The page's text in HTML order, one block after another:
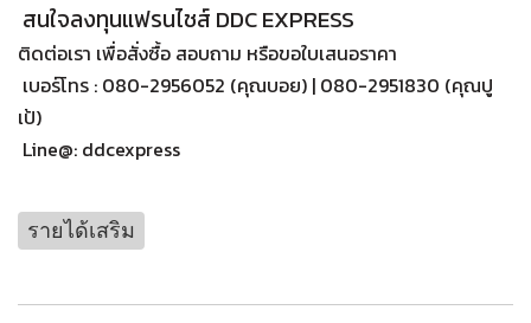
สนใจลงทุนแฟรนไชส์ DDC EXPRESS
ติดต่อเรา เพื่อสั่งซื้อ สอบถาม หรือขอใบเสนอราคา
เบอร์โทร : 080-2956052 (คุณบอย) | 080-2951830 (คุณปู
เป้)
Line@: ddcexpress
รายได้เสริม